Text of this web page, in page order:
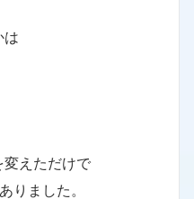
は
えただけで
りました。